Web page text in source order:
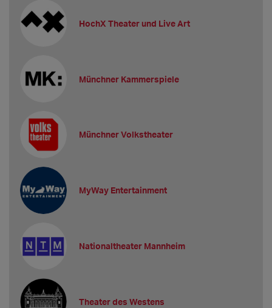
HochX Theater und Live Art
Münchner Kammerspiele
Münchner Volkstheater
MyWay Entertainment
Nationaltheater Mannheim
Theater des Westens